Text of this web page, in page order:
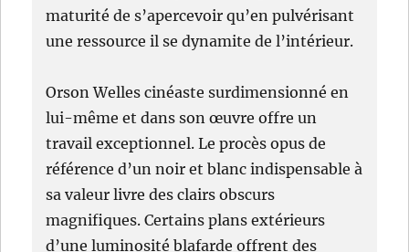
maturité de s’apercevoir qu’en pulvérisant
une ressource il se dynamite de l’intérieur.
Orson Welles cinéaste surdimensionné en
lui-même et dans son œuvre offre un
travail exceptionnel. Le procès opus de
référence d’un noir et blanc indispensable à
sa valeur livre des clairs obscurs
magnifiques. Certains plans extérieurs
d’une luminosité blafarde offrent des